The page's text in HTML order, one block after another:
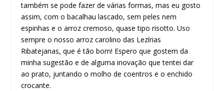
também se pode fazer de várias formas, mas eu gosto
assim, com o bacalhau lascado, sem peles nem
espinhas e o arroz cremoso, quase tipo risotto. Uso
sempre o nosso arroz carolino das Lezírias
Ribatejanas, que é tão bom! Espero que gostem da
minha sugestão e de alguma inovação que tentei dar
ao prato, juntando o molho de coentros e o enchido
crocante.